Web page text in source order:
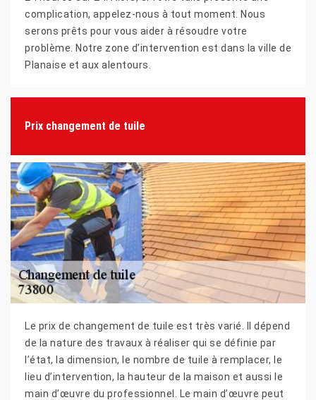
complication, appelez-nous à tout moment. Nous
serons prêts pour vous aider à résoudre votre
problème. Notre zone d’intervention est dans la ville de
Planaise et aux alentours.
Prix changement de tuile
Le prix de changement de tuile est très varié. Il dépend
de la nature des travaux à réaliser qui se définie par
l’état, la dimension, le nombre de tuile à remplacer, le
lieu d’intervention, la hauteur de la maison et aussi le
main d’œuvre du professionnel. Le main d’œuvre peut